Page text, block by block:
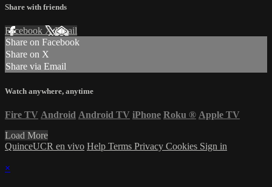
Share with friends
Facebook XEmail
Share on Facebook
Share on X
Share via Email
Watch anywhere, anytime
Fire TV Android Android TV iPhone Roku ® Apple TV
Load More
QuinceUCR en vivo Help Terms Privacy Cookies Sign in
×